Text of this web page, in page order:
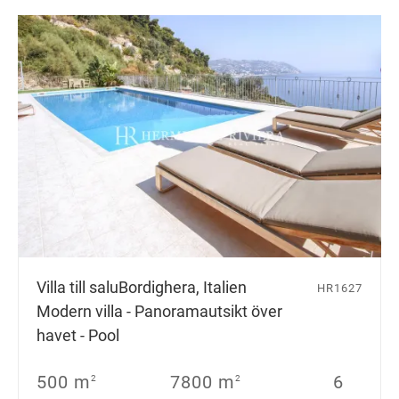
Villa till saluBordighera, Italien
Modern villa - Panoramautsikt över
havet - Pool
HR1627
500 m2 7800 m2 6